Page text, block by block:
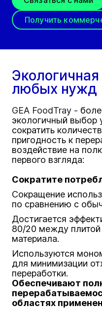
Получить
любых нужд
GEA FoodTray -
экологичный выбор
сократить
пригодность к
воздействие на
первого взгляда:
Сократите
Сокращение
по сравнению с
Достигается
80/20 между плитой
материала.
Используются
для минимизации
переработки.
Обеспечивают
областях